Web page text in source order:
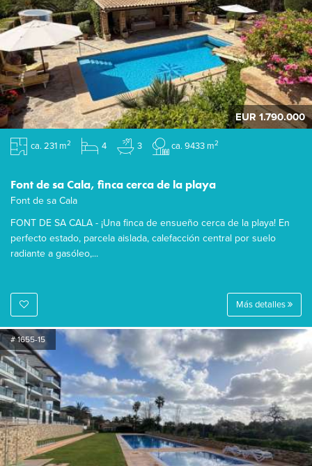
EUR 1.790.000
ca. 231 m2 4 3 ca. 9433 m2
Font de sa Cala, finca cerca de la playa
Font de sa Cala
FONT DE SA CALA - ¡Una finca de ensueño cerca de la playa! En
perfecto estado, parcela aislada, calefacción central por suelo
radiante a gasóleo,...
Más detalles
# 1655-15